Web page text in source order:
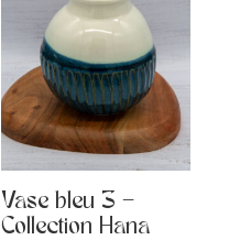
Vase bleu 3 –
Collection Hana